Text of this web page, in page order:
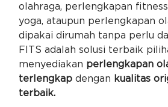
olahraga, perlengkapan
yoga, ataupun perlengkapan
dipakai dirumah tanpa perlu
FITS adalah solusi terbaik
menyediakan perlengkapan
terlengkapdengan kualitas
terbaik.